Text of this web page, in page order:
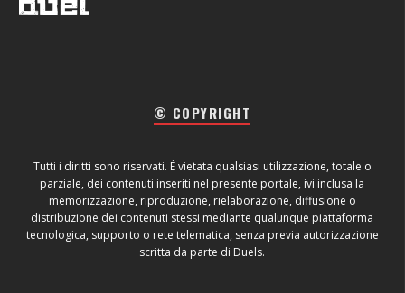
© COPYRIGHT
Tutti i diritti sono riservati. È vietata qualsiasi utilizzazione, totale o
parziale, dei contenuti inseriti nel presente portale, ivi inclusa la
memorizzazione, riproduzione, rielaborazione, diffusione o
distribuzione dei contenuti stessi mediante qualunque piattaforma
tecnologica, supporto o rete telematica, senza previa autorizzazione
scritta da parte di Duels.